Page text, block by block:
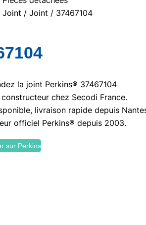
Joint / Joint / 37467104
la joint Perkins® 37467104
constructeur chez Secodi France.
livraison rapide depuis
officiel Perkins® depuis 2003.
sur Perkins